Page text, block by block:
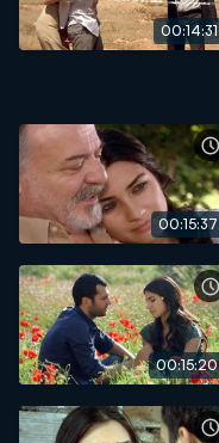
00:14:31
00:15:37
00:15:20